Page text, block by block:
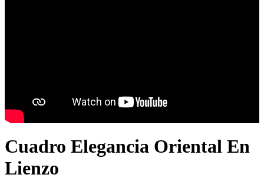
Cuadro Elegancia Oriental En
Lienzo